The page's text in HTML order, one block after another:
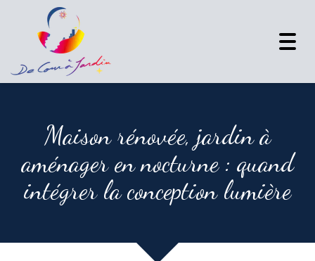
Maison rénovée, jardin à
aménager en nocturne : quand
intégrer la conception lumière